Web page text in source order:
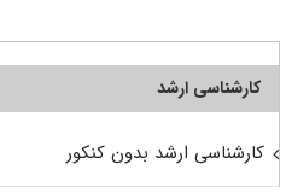
کارشناسی ارشد
کارشناسی ارشد بدون کنکور